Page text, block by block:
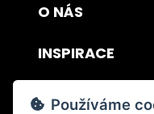
O NÁS
INSPIRACE
DOPRAVA A
Používáme